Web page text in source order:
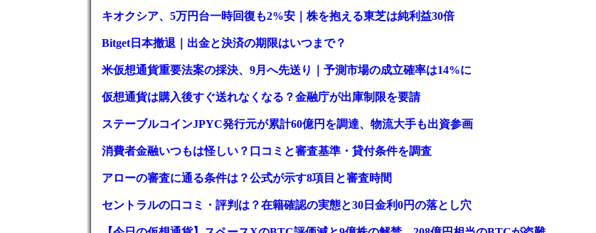
キオクシア、5万円台一時回復も2%安｜株を抱える東芝は純利益30倍
Bitget日本撤退｜出金と決済の期限はいつまで？
米仮想通貨重要法案の採決、9月へ先送り｜予測市場の成立確率は14%に
仮想通貨は購入後すぐ送れなくなる？金融庁が出庫制限を要請
ステーブルコインJPYC発行元が累計60億円を調達、物流大手も出資参画
消費者金融いつもは怪しい？口コミと審査基準・貸付条件を調査
アローの審査に通る条件は？公式が示す8項目と審査時間
セントラルの口コミ・評判は？在籍確認の実態と30日金利0円の落とし穴